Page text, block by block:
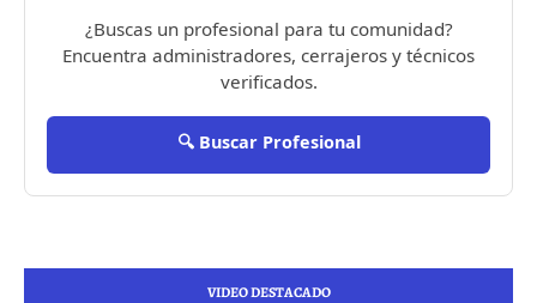
¿Buscas un profesional para tu comunidad?
Encuentra administradores, cerrajeros y técnicos
verificados.
🔍 Buscar Profesional
VIDEO DESTACADO